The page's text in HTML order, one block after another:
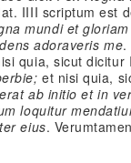
IIII scriptum est
mundi et
adoraveris me.
quia, sicut dicitur
et nisi quia,
ab initio et in
loquitur
eius.